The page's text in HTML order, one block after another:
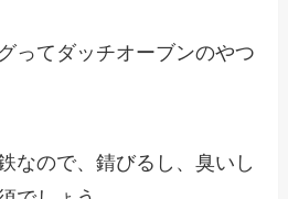
ってダッチオーブンのやつ
なので、錆びるし、臭いし